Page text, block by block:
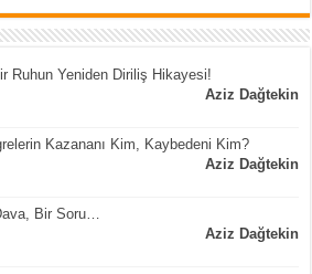
Ruhun Yeniden Diriliş Hikayesi!
Aziz Dağtekin
Kazananı Kim, Kaybedeni Kim?
Aziz Dağtekin
Bir Soru…
Aziz Dağtekin